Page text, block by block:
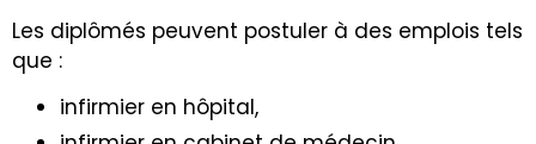
Les diplômés peuvent postuler à des emplois tels
que :
infirmier en hôpital,